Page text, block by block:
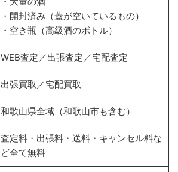
・開封済み（蓋が空いているもの）
・空き瓶（高級酒のボトル）
WEB査定／出張査定／宅配査定
出張買取／宅配買取
和歌山県全域（和歌山市も含む）
査定料・出張料・送料・キャンセル料な
ど全て無料